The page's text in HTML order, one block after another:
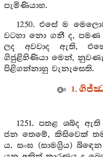
පැමිණියාහ.
1250. එසේ ම
වටහා නො ගනී ද, පමණ
ලද අවවාද ඇති,
ගිජුළිහිණියා මෙන්,
පිළිගන්නාහු වැනැසෙති.
1.
1251. පතළ ශබ්ද
ජන තෙමේ, කිසිවෙක්
ය. සංඝ (සාමග්‍රිය)